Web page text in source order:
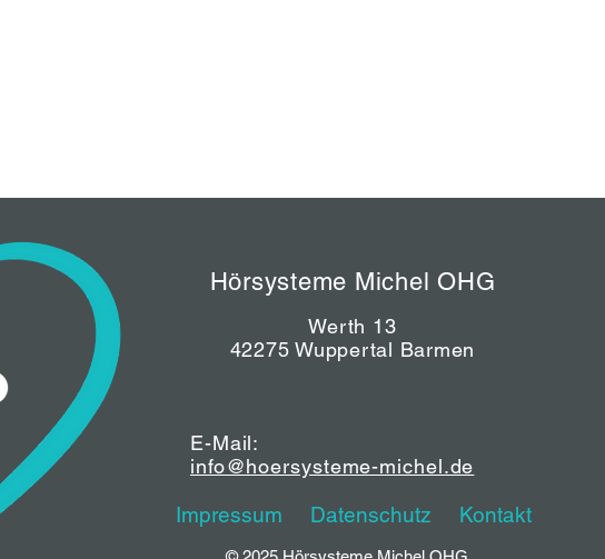
Hörsysteme Michel OHG
Werth 13
42275 Wuppertal Barmen
E-Mail:
info@hoersysteme-michel.de
Impressum Datenschutz Kontakt